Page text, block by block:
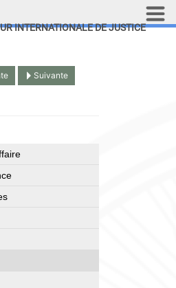
Aller au contenu principal
INTERNATIONALE DE JUSTICE
Suivante